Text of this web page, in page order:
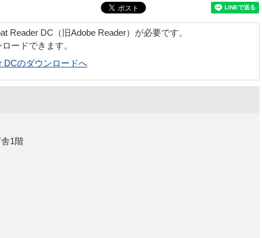
Reader DC（旧Adobe Reader）が必要です。
ードできます。
DCのダウンロードへ
1階